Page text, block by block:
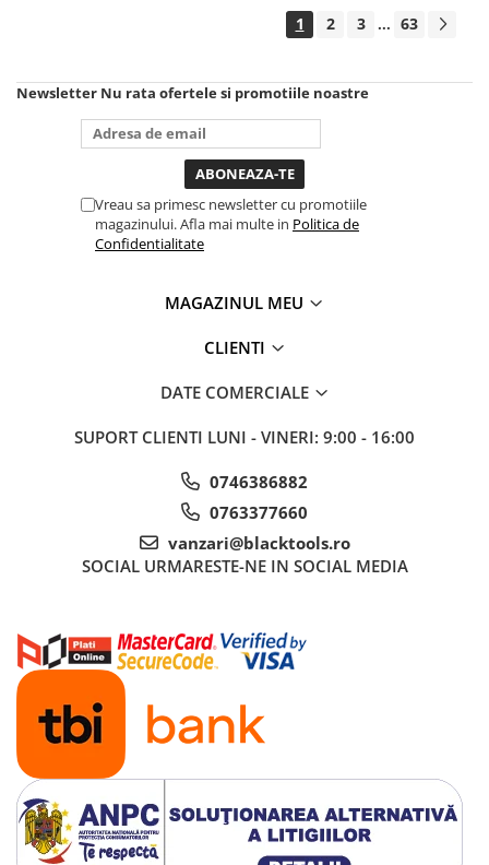
Scule pentru nituit si capsat
Slefuitoare Pneumatice
Diagnoza si masurari
Sisteme de ridicare si sustinere
Capre Auto
Truse de surubelnite
Vulcanizare
Masini de echilibrat roti
Piese de schimb
Scule Vulcanizare
1 2 3 ... 63
Newsletter Nu rata ofertele si promotiile noastre
Vreau sa primesc newsletter cu promotiile
magazinului. Afla mai multe in Politica de
Confidentialitate
MAGAZINUL MEU
CLIENTI
DATE COMERCIALE
SUPORT CLIENTI LUNI - VINERI: 9:00 - 16:00
0746386882
0763377660
vanzari@blacktools.ro
SOCIAL URMARESTE-NE IN SOCIAL MEDIA